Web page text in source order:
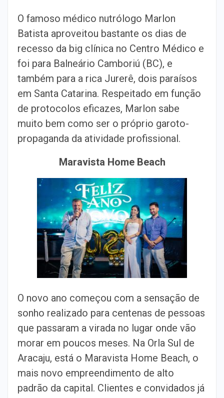
O famoso médico nutrólogo Marlon
Batista aproveitou bastante os dias de
recesso da big clínica no Centro Médico e
foi para Balneário Camboriú (BC), e
também para a rica Jurerê, dois paraísos
em Santa Catarina. Respeitado em função
de protocolos eficazes, Marlon sabe
muito bem como ser o próprio garoto-
propaganda da atividade profissional.
Maravista Home Beach
O novo ano começou com a sensação de
sonho realizado para centenas de pessoas
que passaram a virada no lugar onde vão
morar em poucos meses. Na Orla Sul de
Aracaju, está o Maravista Home Beach, o
mais novo empreendimento de alto
padrão da capital. Clientes e convidados já